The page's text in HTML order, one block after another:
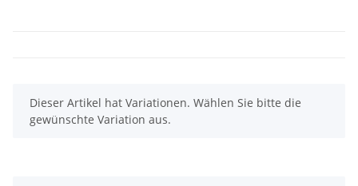
x
Dieser Artikel hat Variationen. Wählen Sie bitte die
gewünschte Variation aus.